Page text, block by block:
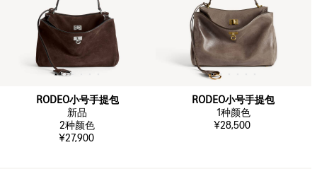
RODEO小号手提包
新品
2种颜色
¥27,900
RODEO小号手提包
1种颜色
¥28,500